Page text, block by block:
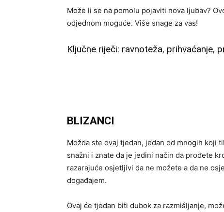
Može li se na pomolu pojaviti nova ljubav?
odjednom moguće. Više snage za vas!
Ključne riječi: ravnoteža, prihvaćanje,
BLIZANCI
Možda ste ovaj tjedan, jedan od mnogih koji
snažni i znate da je jedini način da prođete
razarajuće osjetljivi da ne možete a da ne
događajem.
Ovaj će tjedan biti dubok za razmišljanje,